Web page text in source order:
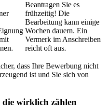
Beantragen Sie es
frühzeitig! Die
Bearbeitung kann einige
Wochen dauern. Ein
Vermerk im Anschreiben
reicht oft aus.
dass Ihre Bewerbung nicht
ist und Sie sich von
wirklich zählen